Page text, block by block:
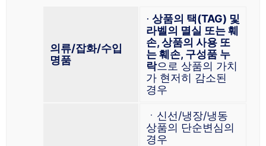
의류/잡화/수입
명품
⋅ 상품의 택(TAG) 및
라벨의 멸실 또는 훼
손, 상품의 사용 또
는 훼손, 구성품 누
락으로 상품의 가치
가 현저히 감소된
경우
ㆍ신선/냉장/냉동
상품의 단순변심의
경우